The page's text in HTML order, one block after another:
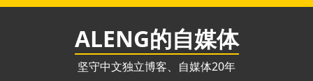
跳
ALENG的自媒体
坚守中文独立博客、自媒体20年